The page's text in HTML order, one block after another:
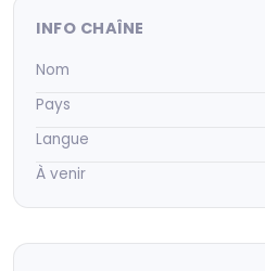
INFO CHAÎNE
Nom
Pays
Langue
À venir